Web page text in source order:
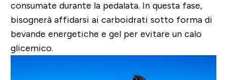
consumate durante la pedalata. In questa fase,
bisognerà affidarsi ai carboidrati sotto forma di
bevande energetiche e gel per evitare un calo
glicemico.